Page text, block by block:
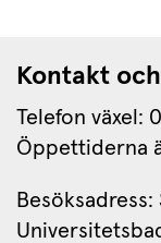
Kontakt
Telefon växel:
Öppettiderna